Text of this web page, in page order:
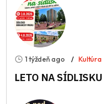
1 týždeň ago Kultúra
LETO NA SÍDLISKU